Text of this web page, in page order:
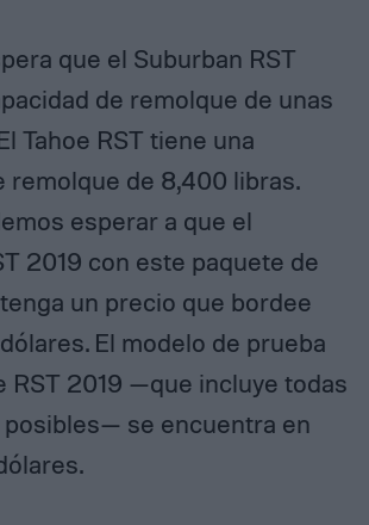
que el Suburban RST
de remolque de unas
Tahoe RST tiene una
remolque de 8,400 libras.
esperar a que el
2019 con este paquete de
un precio que bordee
El modelo de prueba
RST 2019 —que incluye todas
se encuentra en